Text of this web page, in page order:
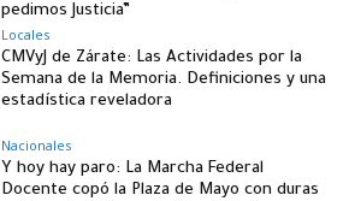
pedimos Justicia”
Locales
CMVyJ de Zárate: Las Actividades por la
Semana de la Memoria. Definiciones y una
estadística reveladora
Nacionales
Y hoy hay paro: La Marcha Federal
Docente copó la Plaza de Mayo con duras